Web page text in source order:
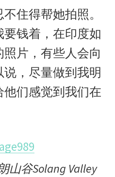
住得帮她拍照。
钱着，在印度如
片，有些人会向
，尽量做到我明
们感觉到我们在
山谷Solang Valley